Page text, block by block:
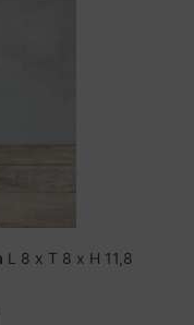
L 8 x T 8 x H 11,8